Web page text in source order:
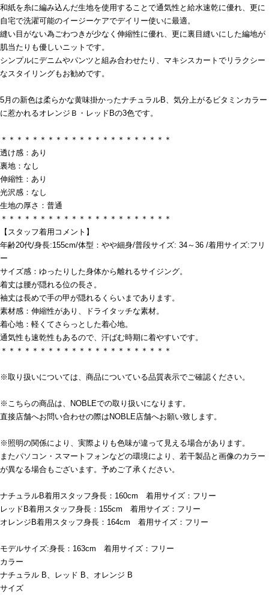
和紙を糸に編み込んだ生地を使用することで通気性と給水速乾に優れ、更に
自宅で洗濯可能のイージーケアでデイリー使いに最適。
縫い目がない為ごわつきが少なく伸縮性に優れ、更に裏目縫いにした編地が
肌当たりも優しいニットです。
シンプルにデニムやパンツと組み合わせたり、マキシスカートでリラクシー
なスタイリングもお勧めです。
5月の新色は柔らかな黄味掛かったナチュラルB、気分上がるビタミンカラー
に惹かれるオレンジＢ・レッドBの3色です。
＊＊＊＊＊＊＊＊＊＊＊＊＊＊＊＊＊＊＊＊＊＊
透け感：あり
裏地：なし
伸縮性：あり
光沢感：なし
生地の厚さ：普通
＊＊＊＊＊＊＊＊＊＊＊＊＊＊＊＊＊＊＊＊＊＊
【スタッフ着用コメント】
年齢20代/身長:155cm/体型：やや細身/普段サイズ: 34～36 /着用サイズ:フリ
ー
サイズ感：ゆったりした身体から離れるサイジング。
着丈は腰が隠れる位の長さ。
袖丈は長めで手の甲が隠れるくらいまであります。
素材感：伸縮性があり、ドライタッチな素材。
着心地：軽くてさらっとした着心地。
通気性も速乾性もあるので、汗ばむ時期に着やすいです。
＊＊＊＊＊＊＊＊＊＊＊＊＊＊＊＊＊＊＊＊＊＊
※取り扱いについては、商品についている品質表示でご確認ください。
※こちらの商品は、NOBLEでの取り扱いになります。
直接店舗へお問い合わせの際はNOBLE店舗へお願い致します。
※照明の関係により、実際よりも色味が違って見える場合があります。
またパソコン・スマートフォンなどの環境により、若干製品と画像のカラー
が異なる場合もございます。予めご了承ください。
ナチュラルB着用スタッフ身長：160cm 着用サイズ：フリー
レッドB着用スタッフ身長：155cm 着用サイズ：フリー
オレンジB着用スタッフ身長：164cm 着用サイズ：フリー
モデルサイズ:身長：163cm 着用サイズ：フリー
カラー
ナチュラル B、レッド B、オレンジ B
サイズ